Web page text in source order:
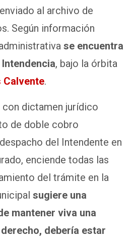
al archivo de
Según información
se encuentra
, bajo la órbita
Calvente.
con dictamen jurídico
de doble cobro
del Intendente en
enciende todas las
del trámite en la
sugiere una
mantener viva una
debería estar